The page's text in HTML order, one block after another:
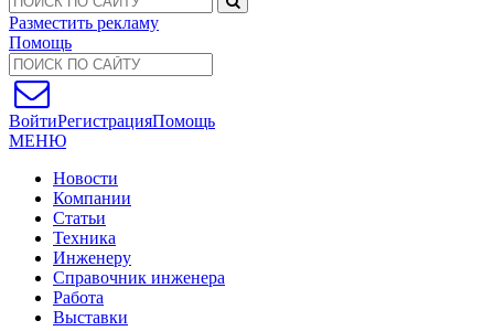
Разместить рекламу
Помощь
ВойтиРегистрацияПомощь
МЕНЮ
Новости
Компании
Статьи
Техника
Инженеру
Справочник инженера
Работа
Выставки